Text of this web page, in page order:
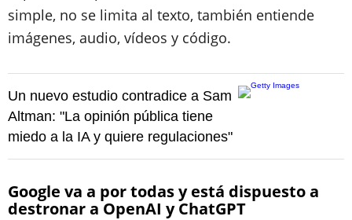
simple, no se limita al texto, también entiende
imágenes, audio, vídeos y código.
Un nuevo estudio contradice a Sam
Altman: "La opinión pública tiene
miedo a la IA y quiere regulaciones"
Google va a por todas y está dispuesto a
destronar a OpenAI y ChatGPT